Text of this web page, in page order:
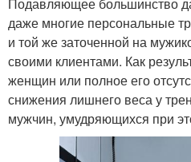
даже многие персональные
и той же заточенной на
своими клиентами. Как
женщин или полное его
снижения лишнего веса у
мужчин, умудряющихся при